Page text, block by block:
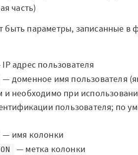
Loginom
часть)
быть параметры, записанные в
адрес пользователя
— доменное имя пользователя
необходимо при
пользователя; по
— имя колонки
— метка колонки